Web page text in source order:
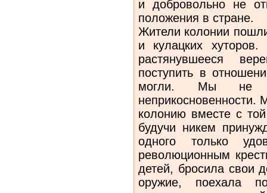
и добровольно не
положения в стране.
Жители колонии
и кулацких
растянувшееся
поступить в
могли. Мы не
колонию вместе с
будучи никем
одного только
революционным
детей, бросила свои
оружие, поехала